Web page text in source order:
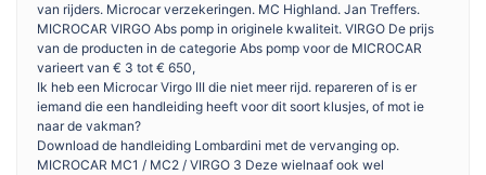
van rijders. Microcar verzekeringen. MC Highland. Jan Treffers.
MICROCAR VIRGO Abs pomp in originele kwaliteit. VIRGO De prijs
van de producten in de categorie Abs pomp voor de MICROCAR
varieert van € 3 tot € 650,
Ik heb een Microcar Virgo III die niet meer rijd. repareren of is er
iemand die een handleiding heeft voor dit soort klusjes, of mot ie
naar de vakman?
Download de handleiding Lombardini met de vervanging op.
MICROCAR MC1 / MC2 / VIRGO 3 Deze wielnaaf ook wel